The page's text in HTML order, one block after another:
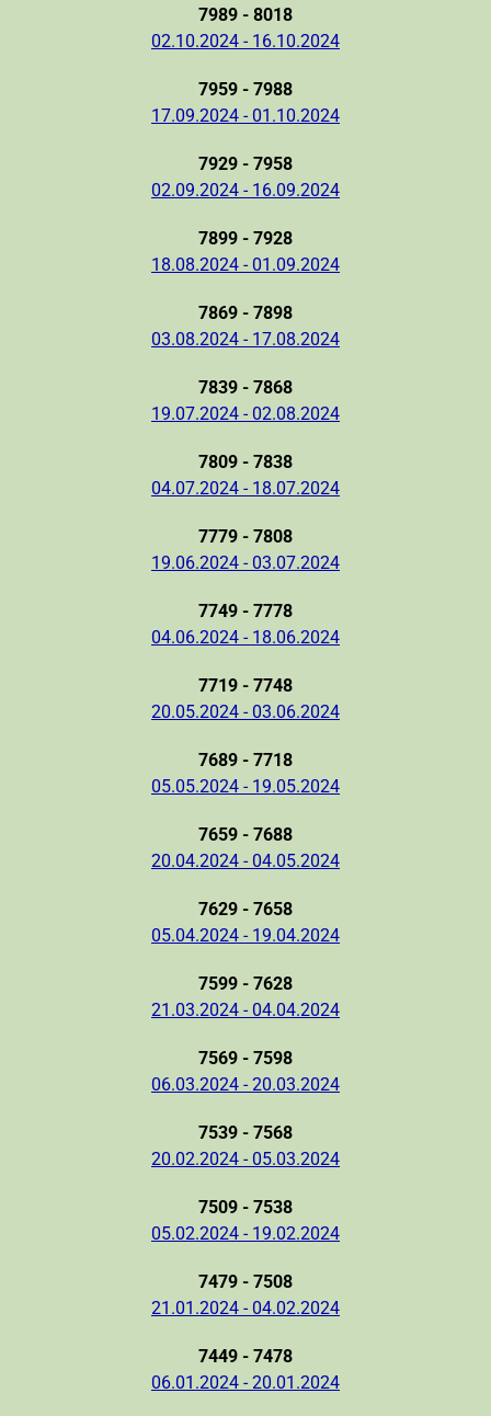
7989 - 8018
02.10.2024 - 16.10.2024
7959 - 7988
17.09.2024 - 01.10.2024
7929 - 7958
02.09.2024 - 16.09.2024
7899 - 7928
18.08.2024 - 01.09.2024
7869 - 7898
03.08.2024 - 17.08.2024
7839 - 7868
19.07.2024 - 02.08.2024
7809 - 7838
04.07.2024 - 18.07.2024
7779 - 7808
19.06.2024 - 03.07.2024
7749 - 7778
04.06.2024 - 18.06.2024
7719 - 7748
20.05.2024 - 03.06.2024
7689 - 7718
05.05.2024 - 19.05.2024
7659 - 7688
20.04.2024 - 04.05.2024
7629 - 7658
05.04.2024 - 19.04.2024
7599 - 7628
21.03.2024 - 04.04.2024
7569 - 7598
06.03.2024 - 20.03.2024
7539 - 7568
20.02.2024 - 05.03.2024
7509 - 7538
05.02.2024 - 19.02.2024
7479 - 7508
21.01.2024 - 04.02.2024
7449 - 7478
06.01.2024 - 20.01.2024